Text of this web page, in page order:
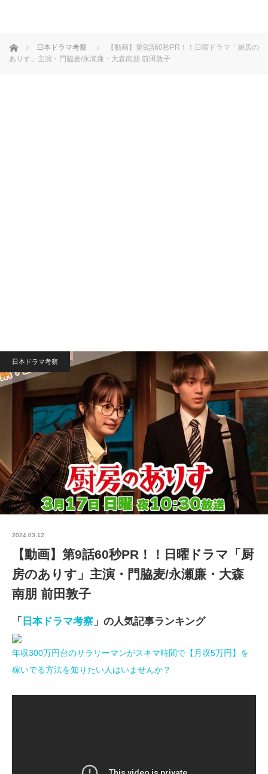
ホーム 日本ドラマ考察
【動画】第9話60秒PR！！日曜ドラマ「厨房の
ありす」主演・門脇麦/永瀬廉・大森南朋 前田敦子
日本ドラマ考察
2024.03.12
【動画】第9話60秒PR！！日曜ドラマ「厨
房のありす」主演・門脇麦/永瀬廉・大森
南朋 前田敦子
「 日本ドラマ考察 」の人気記事ランキング
年収300万円台のサラリーマンがスキマ時間で【月収5万円】を
稼いでる方法を知りたい人はいませんか？